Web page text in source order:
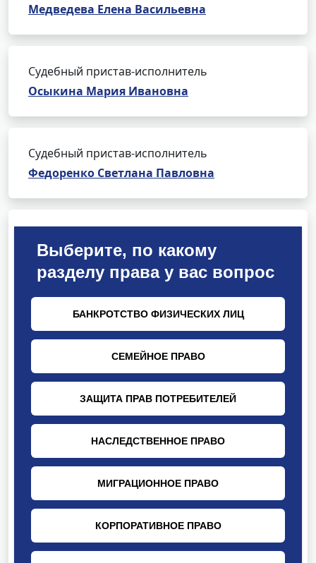
Медведева Елена Васильевна
Судебный пристав-исполнитель
Осыкина Мария Ивановна
Судебный пристав-исполнитель
Федоренко Светлана Павловна